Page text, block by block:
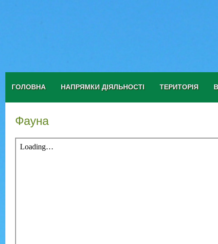
ГОЛОВНА НАПРЯМКИ ДІЯЛЬНОСТІ ТЕРИТОРІЯ
Фауна